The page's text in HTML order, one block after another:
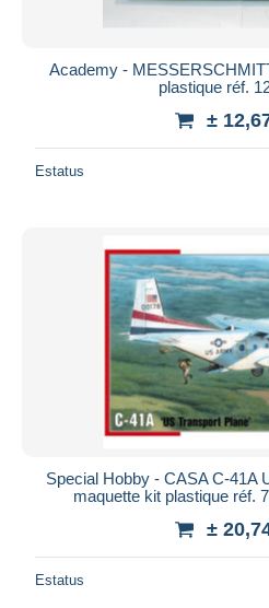
Academy -
plastique réf.
±
Estatus
Special Hobby - CASA C-41A
maquette kit plastique réf.
±
Estatus